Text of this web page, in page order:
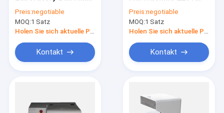
ultra feine Pulver-
Reiben
Preis:negotiable
MOQ:1 Satz
Holen Sie sich aktuelle Preis
Kontakt
Metallurgie-Industrie
Preis:negotiable
MOQ:1 Satz
Holen Sie sich aktuelle Preis
Kontakt